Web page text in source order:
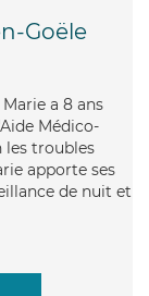
Goële
a 8 ans
Médico-
les troubles
apporte ses
de nuit et